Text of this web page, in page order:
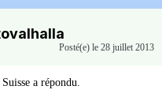
Posté(e) le 28 juillet 2013
a répondu.